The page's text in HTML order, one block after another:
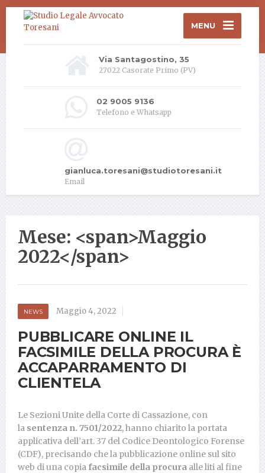
MENU
Via Santagostino, 35
27022 Casorate Primo (PV)
02 9005 9136
Telefono e Whatsapp
gianluca.toresani@studiotoresani.it
Email
Mese: <span>Maggio
2022</span>
NEWS Maggio 4, 2022
PUBBLICARE ONLINE IL
FACSIMILE DELLA PROCURA È
ACCAPARRAMENTO DI
CLIENTELA
Le Sezioni Unite della Corte di Cassazione, con
la sentenza n. 7501/2022, hanno chiarito la portata
applicativa dell’art. 37 del Codice Deontologico Forense
(CDF), precisando che la pubblicazione online sul sito
web di una copia facsimile della procura alle liti al fine